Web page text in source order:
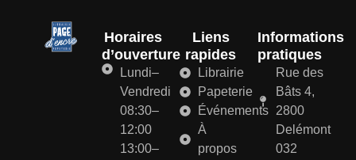
Horaires
d’ouverture
Lundi–
Vendredi
08:30–
12:00
13:00–
Liens
rapides
Librairie
Papeterie
Événements
À
propos
Informations
pratiques
Rue des
Bâts 4,
2800
Delémont
032